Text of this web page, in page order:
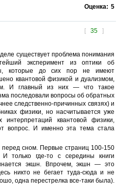
Оценка: 5
[ 35 ]
существует проблема понимания
эксперимент из оптики об
которые до сих пор не имеют
квантовой физикой и дуализмом,
И главный из них — что такое
последовали вопросы об обратных
следственно-причинных связях) и
физики, но насчитывается уже
квантовой физики,
вопрос. И именно эта тема стала
перед сном. Первые страниц 100-150
только где-то с середины книги
экшн. Впрочем, экшн — это
никто не бегает туда-сюда и не
одна перестрелка все-таки была).